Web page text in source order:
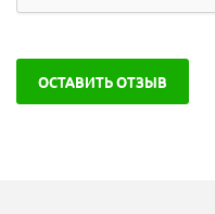
ОСТАВИТЬ ОТЗЫВ